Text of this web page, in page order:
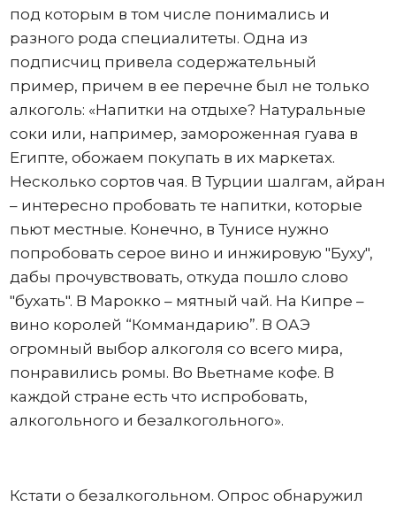
под которым в том числе понимались и
разного рода специалитеты. Одна из
подписчиц привела содержательный
пример, причем в ее перечне был не только
алкоголь: «Напитки на отдыхе? Натуральные
соки или, например, замороженная гуава в
Египте, обожаем покупать в их маркетах.
Несколько сортов чая. В Турции шалгам, айран
– интересно пробовать те напитки, которые
пьют местные. Конечно, в Тунисе нужно
попробовать серое вино и инжировую "Буху",
дабы прочувствовать, откуда пошло слово
"бухать". В Марокко – мятный чай. На Кипре –
вино королей “Коммандарию”. В ОАЭ
огромный выбор алкоголя со всего мира,
понравились ромы. Во Вьетнаме кофе. В
каждой стране есть что испробовать,
алкогольного и безалкогольного».
Кстати о безалкогольном. Опрос обнаружил